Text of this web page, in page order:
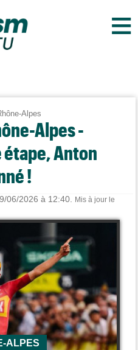
≡
Alpes
Alpes -
étape, Anton
!
06/2026 à 12:40.
Mis à jour le
ALPES